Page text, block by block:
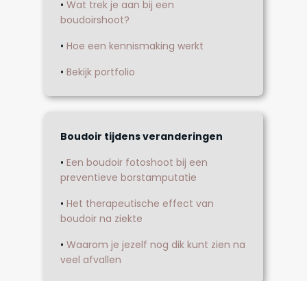
• Een boudoir fotoshoot bij een
preventieve borstamputatie
• Het therapeutische effect van
boudoir na ziekte
• Waarom je jezelf nog dik kunt zien na
veel afvallen
Boudoir tijdens veranderingen
• Wat trek je aan bij een
boudoirshoot?
• Hoe een kennismaking werkt
• Bekijk portfolio